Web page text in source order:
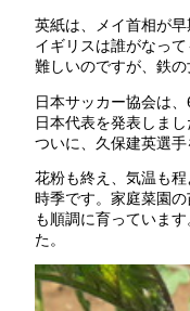
英紙は、メイ首相が
イギリスは誰がなって
難しいのですが、鉄の
日本サッカー協会は
日本代表を発表しまし
ついに、久保建英選手
花粉も終え、気温も
時季です。家庭菜園の
も順調に育っていま
た。